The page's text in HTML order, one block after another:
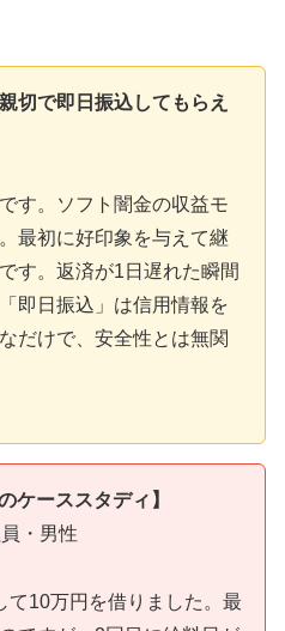
切で即日振込してもらえ
す。ソフト闇金の収益モ
最初に好印象を与えて継
す。返済が1日遅れた瞬間
即日振込」は信用情報を
だけで、安全性とは無関
ケーススタディ】
・男性
て10万円を借りました。最